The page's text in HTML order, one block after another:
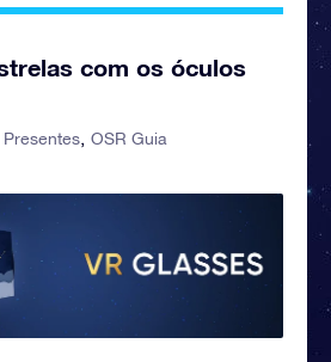
com os óculos
OSR Guia